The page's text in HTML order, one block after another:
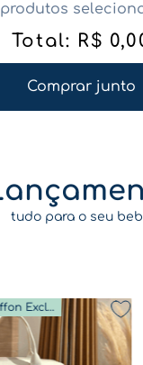
Total: R$ 0,
Comprar junto
tudo para o seu
Ganhe Lenço Chiffon Exclusivo